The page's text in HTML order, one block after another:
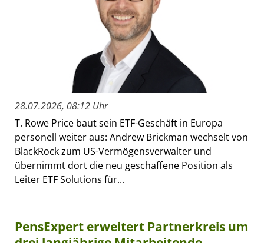
28.07.2026, 08:12 Uhr
T. Rowe Price baut sein ETF-Geschäft in Europa
personell weiter aus: Andrew Brickman wechselt von
BlackRock zum US-Vermögensverwalter und
übernimmt dort die neu geschaffene Position als
Leiter ETF Solutions für...
PensExpert erweitert Partnerkreis um